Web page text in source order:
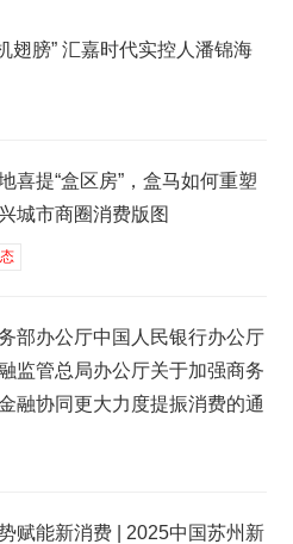
翅膀” 汇嘉时代实控人潘锦海
喜提“盒区房”，盒马如何重塑
城市商圈消费版图
部办公厅中国人民银行办公厅
监管总局办公厅关于加强商务
融协同更大力度提振消费的通
赋能新消费 | 2025中国苏州新